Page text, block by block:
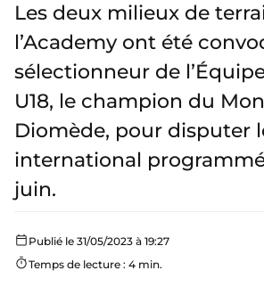
Les deux milieux de
l’Academy ont été
sélectionneur de
U18, le champion du
Diomède, pour disputer
international programmé
juin.
Publié le 31/05/2023 à 19:27
Temps de lecture : 4 min.